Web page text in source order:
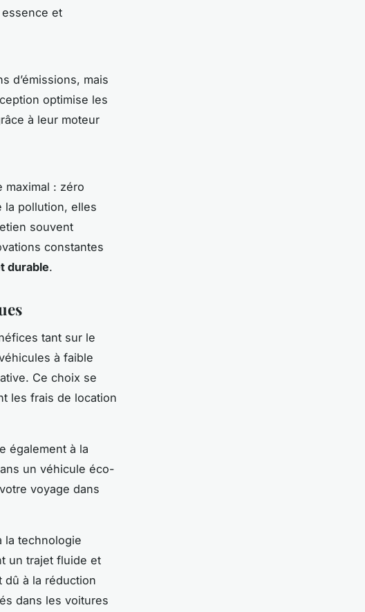
et
d’émissions, mais
optimise les
à leur moteur
maximal : zéro
la pollution, elles
souvent
constantes
durable.
tant sur le
à faible
Ce choix se
les frais de location
également à la
un véhicule éco-
voyage dans
la technologie
un trajet fluide et
dû à la réduction
dans les voitures